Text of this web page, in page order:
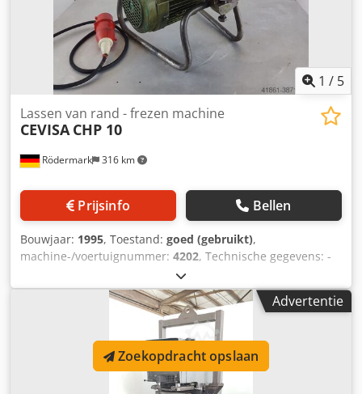
1 / 5
Rödermark 316 km
Lassen van rand - frezen machine
CEVISA CHP 10
Prijsinfo Bellen
Bouwjaar: 1995, Toestand: goed (gebruikt),
machine-/voertuignummer: 4202, Technische gegevens: -
Plaat dikte tot 6-40 mm -Pipe Afschuining min. Ø 100 mm -
Max schuine kant in een stormloop 10 mm - snelheid 2.6
m/min -Station 400 V / 2,2 kW -Ruimte eis ca. B T 550 x 500
x H 700 mm -Gewicht ca. 65 kg Cjdpfsd Af Shsx Abgjha
Advertentie
Zoekopdracht opslaan